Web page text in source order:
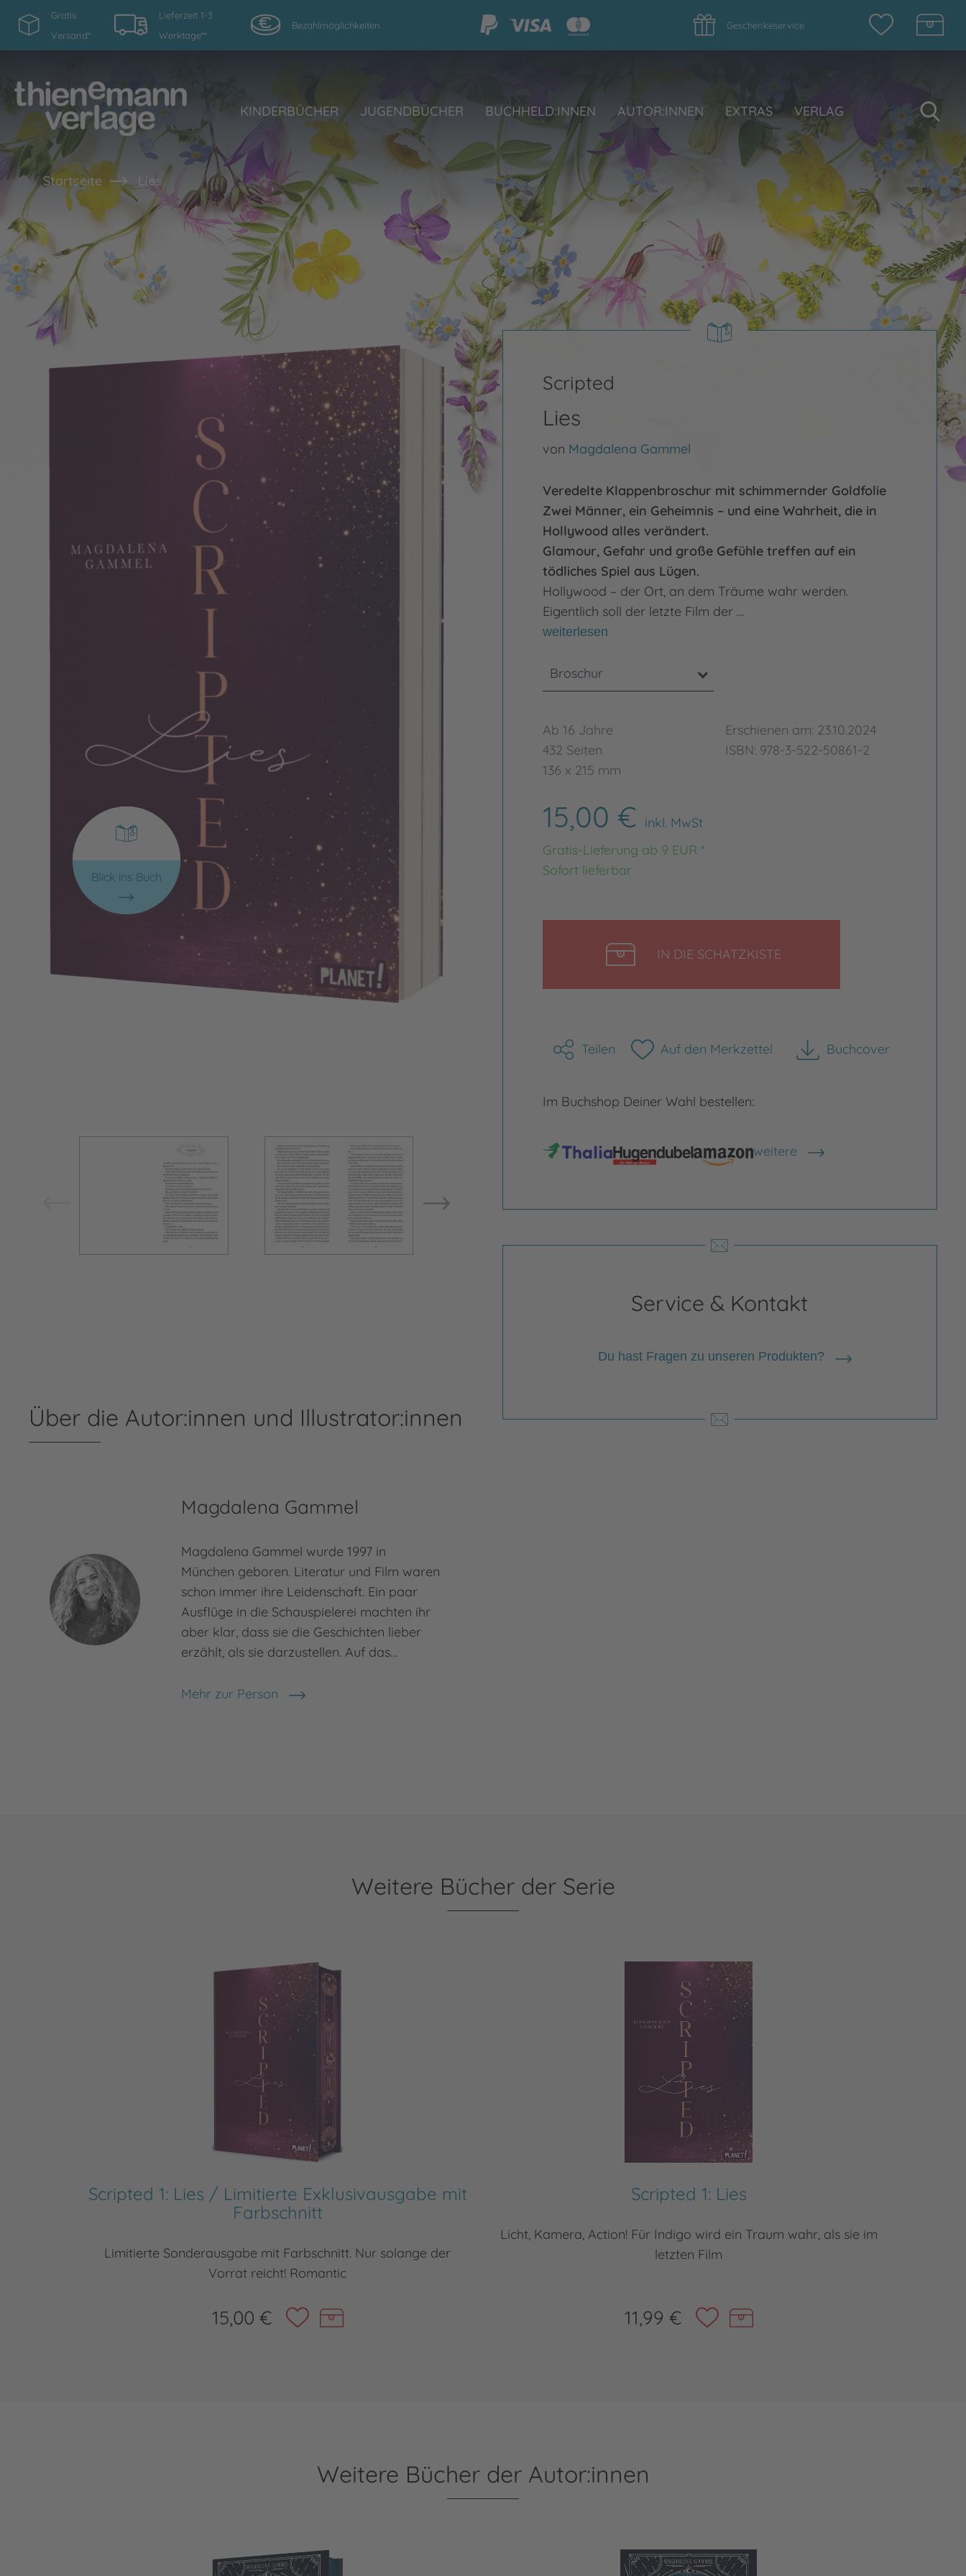
Gratis
Versand*
Lieferzeit 1-3
Werktage**
Bezahlmöglichkeiten Geschenkeservice
KINDERBÜCHER JUGENDBÜCHER BUCHHELD:INNEN AUTOR:INNEN EXTRAS VERLAG
Startseite Lies
Blick ins Buch
Bild vergrößern Bild vergrößern
Scripted
Lies
von Magdalena Gammel
Veredelte Klappenbroschur mit schimmernder Goldfolie
Zwei Männer, ein Geheimnis – und eine Wahrheit, die in
Hollywood alles verändert.
Glamour, Gefahr und große Gefühle treffen auf ein
tödliches Spiel aus Lügen.
Hollywood – der Ort, an dem Träume wahr werden.
Eigentlich soll der letzte Film der …
weiterlesen
Broschur
Ab 16 Jahre
432 Seiten
136 x 215 mm
Erschienen am: 23.10.2024
ISBN: 978-3-522-50861-2
15,00 € inkl. MwSt
Gratis-Lieferung ab 9 EUR *
Sofort lieferbar
IN DIE SCHATZKISTE
Teilen Auf den Merkzettel Buchcover
herunterladen
Im Buchshop Deiner Wahl bestellen:
weitere
Shops anzeigen
Service & Kontakt
Du hast Fragen zu unseren Produkten?
Über die Autor:innen und Illustrator:innen
Magdalena Gammel
Magdalena Gammel wurde 1997 in
München geboren. Literatur und Film waren
schon immer ihre Leidenschaft. Ein paar
Ausflüge in die Schauspielerei machten ihr
aber klar, dass sie die Geschichten lieber
erzählt, als sie darzustellen. Auf das…
Mehr zur Person
Magdalena Gammel
Weitere Bücher der Serie
Scripted 1: Lies / Limitierte Exklusivausgabe mit
Farbschnitt
Limitierte Sonderausgabe mit Farbschnitt. Nur solange der
Vorrat reicht! Romantic
15,00 €
Scripted 1: Lies
Licht, Kamera, Action! Für Indigo wird ein Traum wahr, als sie im
letzten Film
11,99 €
Weitere Bücher der Autor:innen